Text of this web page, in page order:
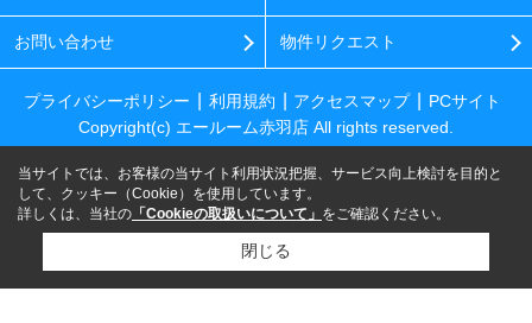
お問い合わせ 物件リクエスト
プライバシーポリシー 利用規約 アクセスマップ
PCサイト
Copyright(c) エールーム赤羽店 All rights reserved.
当サイトでは、お客様の当サイト利用状況把握、サービス向上検討を目的と
して、クッキー（Cookie）を使用しています。
詳しくは、当社の 「Cookieの取扱いについて」 をご確認ください。
閉じる